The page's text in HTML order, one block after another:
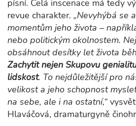
písní. Celá inscenace má tedy
revue charakter. „Nevyhýbá se
momentům jeho života –
nebo politickým okolnostem.
obsáhnout desítky let života
Zachytit nejen Skupovu
lidskost. To nejdůležitější pro
velikost a jeho schopnost
na sebe, ale i na ostatní,“
Hlaváčová, dramaturgyně